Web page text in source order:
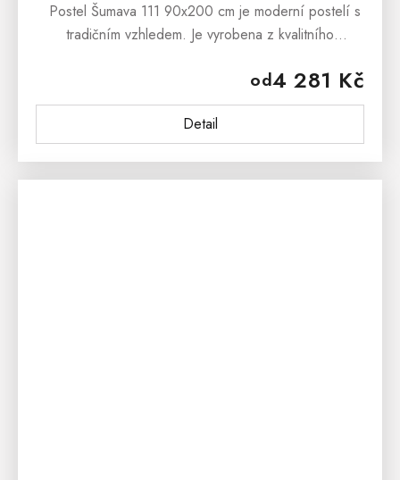
od4 281 Kč
Detail
Postel Šumava 111 90x200 cm je moderní postelí s
tradičním vzhledem. Je vyrobena z kvalitního
rošt. Postel Šumava 111...